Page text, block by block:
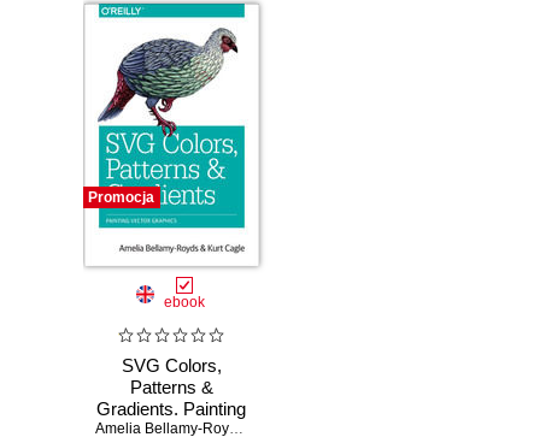
Promocja
ebook
SVG Colors,
Patterns &
Gradients. Painting
Vector GraphicsAmelia Bellamy-Royds